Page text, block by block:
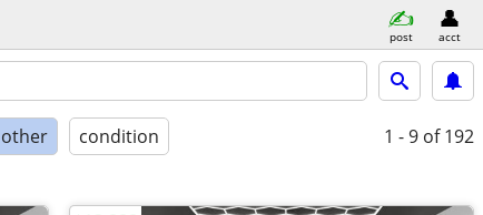
post acct
other condition 1 - 9 of 192